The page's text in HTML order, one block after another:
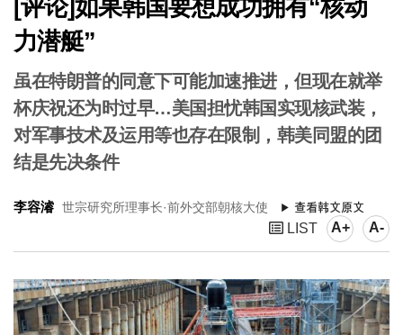
[评论]如果韩国要想成功拥有“核动
力潜艇”
虽在特朗普的同意下可能加速推进，但现在就举
杯庆祝还为时过早…美国担忧韩国实现核武装，
对军事技术及运用等也存在限制，韩美同盟的团
结是先决条件
李容濬 世宗研究所理事长·前外交部朝核大使
LIST A+ A-